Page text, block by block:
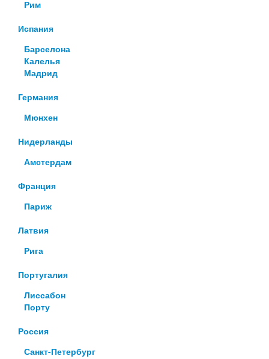
Рим
Испания
Барселона
Калелья
Мадрид
Германия
Мюнхен
Нидерланды
Амстердам
Франция
Париж
Латвия
Рига
Португалия
Лиссабон
Порту
Россия
Санкт-Петербург